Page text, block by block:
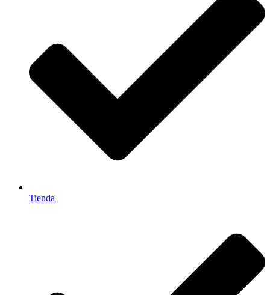
Tienda